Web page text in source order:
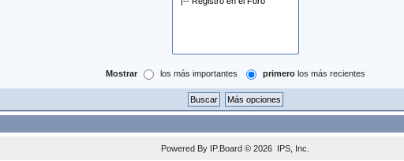
Mostrar los más importantes primerolos más recientes
Powered By IP.Board © 2026 IPS, Inc